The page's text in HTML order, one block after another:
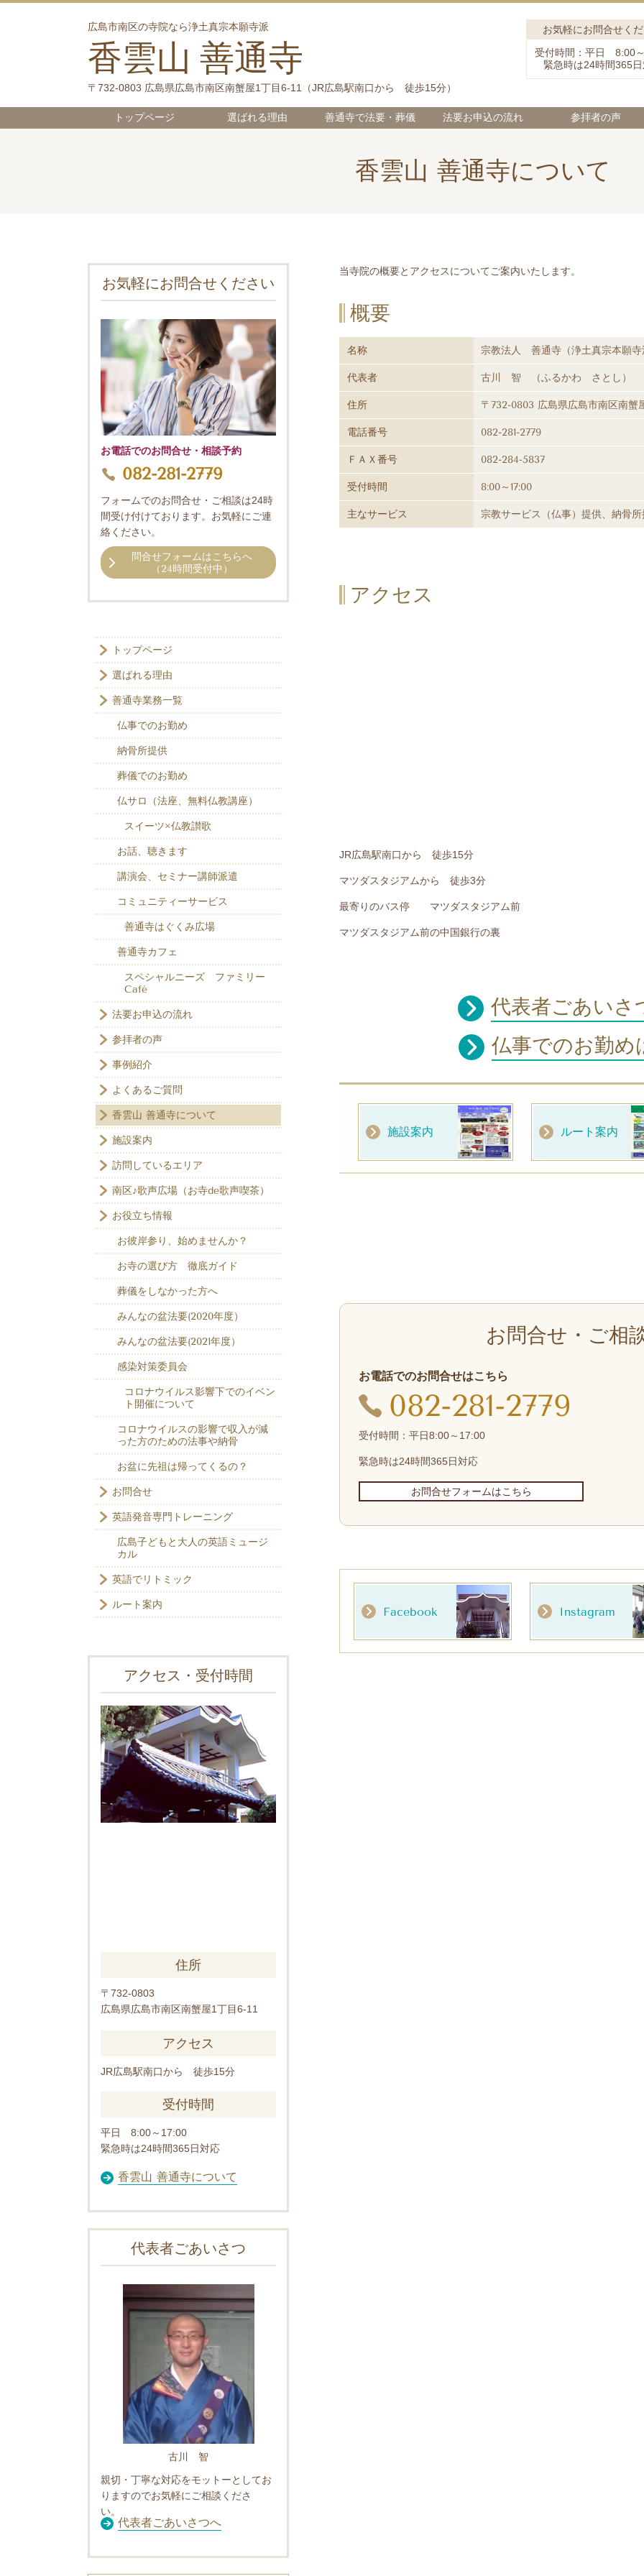
広島市南区の寺院なら浄土真宗本願寺派
香雲山 善通寺
〒732-0803 広島県広島市南区南蟹屋1丁目6-11（JR広島駅南口から 徒歩15分）
お気軽にお問合せく
受付時間：平日 8:00
緊急時は24時間365
トップページ 選ばれる理由 善通寺で法要・葬儀 法要お申込の流れ 参拝者の声
香雲山 善通寺について
当寺院の概要とアクセスについてご案内いたします。
概要
名称 宗教法人 善通寺（浄土真宗本願寺
代表者 古川 智 （ふるかわ さとし）
住所 〒732-0803 広島県広島市南区南蟹
電話番号 082-281-2779
ＦＡＸ番号 082-284-5837
受付時間 8:00～17:00
主なサービス 宗教サービス（仏事）提供、納骨
アクセス
JR広島駅南口から 徒歩15分
マツダスタジアムから 徒歩3分
最寄りのバス停 マツダスタジアム前
マツダスタジアム前の中国銀行の裏
代表者ごあいさ
仏事でのお勤
施設案内 ルート案内
お問合せ・ご相
お電話でのお問合せはこちら
082-281-2779
受付時間：平日8:00～17:00
緊急時は24時間365日対応
お問合せフォームはこちら
Facebook Instagram
お気軽にお問合せください
お電話でのお問合せ・相談予約
082-281-2779
フォームでのお問合せ・ご相談は24時
間受け付けております。お気軽にご連
絡ください。
問合せフォームはこちらへ
（24時間受付中）
トップページ
選ばれる理由
善通寺業務一覧
仏事でのお勤め
納骨所提供
葬儀でのお勤め
仏サロ（法座、無料仏教講座）
スイーツ×仏教讃歌
お話、聴きます
講演会、セミナー講師派遣
コミュニティーサービス
善通寺はぐくみ広場
善通寺カフェ
スペシャルニーズ ファミリー
Café
法要お申込の流れ
参拝者の声
事例紹介
よくあるご質問
香雲山 善通寺について
施設案内
訪問しているエリア
南区♪歌声広場（お寺de歌声喫茶）
お役立ち情報
お彼岸参り、始めませんか？
お寺の選び方 徹底ガイド
葬儀をしなかった方へ
みんなの盆法要(2020年度）
みんなの盆法要(2021年度）
感染対策委員会
コロナウイルス影響下でのイベン
ト開催について
コロナウイルスの影響で収入が減
った方のための法事や納骨
お盆に先祖は帰ってくるの？
お問合せ
英語発音専門トレーニング
広島子どもと大人の英語ミュージ
カル
英語でリトミック
ルート案内
アクセス・受付時間
住所
〒732-0803
広島県広島市南区南蟹屋1丁目6-11
アクセス
JR広島駅南口から 徒歩15分
受付時間
平日 8:00～17:00
緊急時は24時間365日対応
香雲山 善通寺について
代表者ごあいさつ
古川 智
親切・丁寧な対応をモットーとしてお
りますのでお気軽にご相談くださ
い。
代表者ごあいさつへ